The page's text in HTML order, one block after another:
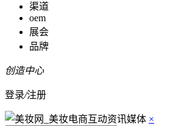
渠道
oem
展会
品牌
创造中心
登录/注册
×